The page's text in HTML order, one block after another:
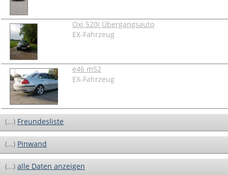
Oxi 520i Übergangsauto
EX-Fahrzeug
e46 m52
EX-Fahrzeug
(...) Freundesliste
(...) Pinwand
(...) alle Daten anzeigen